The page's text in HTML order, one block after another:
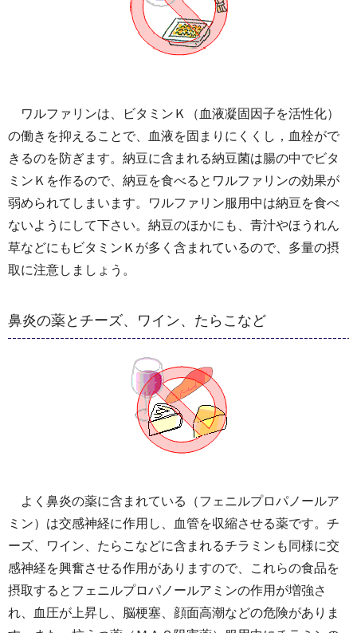
ワルファリンは、ビタミンＫ（血液凝固因子を活性化）
の働きを抑えることで、血液を固まりにくくし，血栓がで
きるのを防ぎます。納豆に含まれる納豆菌は腸の中でビタ
ミンＫを作るので、納豆を食べるとワルファリンの効果が
弱められてしまいます。ワルファリン服用中は納豆を食べ
ないようにして下さい。納豆のほかにも、青汁やほうれん
草などにもビタミンＫが多く含まれているので、多量の摂
取に注意しましょう。
鼻炎の薬とチーズ、ワイン、たらこなど
よく鼻炎の薬に含まれている（フェニルプロパノールア
ミン）は交感神経に作用し、血管を収縮させる薬です。チ
ーズ、ワイン、たらこなどに含まれるチラミンも同様に交
感神経を興奮させる作用がありますので、これらの食品を
摂取するとフェニルプロパノールアミンの作用が増強さ
れ、血圧が上昇し、脳梗塞、顔面高潮などの危険がありま